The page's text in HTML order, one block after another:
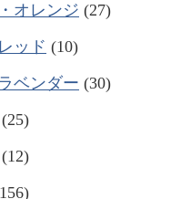
オレンジ (27)
ッド (10)
ベンダー (30)
(25)
(12)